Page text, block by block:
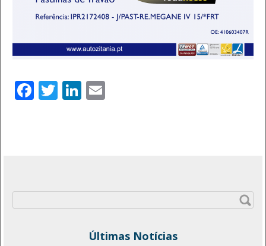
Facebook
TwitterLinkedIn
por:
Últimas Notícias